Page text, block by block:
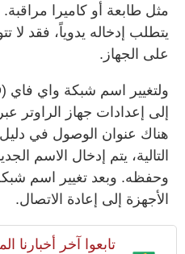
مثل طابعة أو كاميرا
يتطلب إدخاله يدوياً، فقد لا
على الجهاز.
إلى إعدادات جهاز الراوتر
هناك عنوان الوصول في
التالية، يتم إدخال الاسم
وحفظه. وبعد تغيير اسم
الأجهزة إلى إعادة الاتصال.
تابعوا آخر أخبارنا